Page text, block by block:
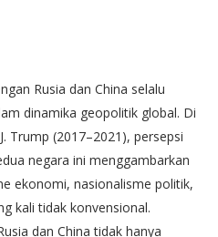
Rusia dan China selalu
dinamika geopolitik global. Di
Trump (2017–2021), persepsi
negara ini menggambarkan
ekonomi, nasionalisme politik,
kali tidak konvensional.
dan China tidak hanya